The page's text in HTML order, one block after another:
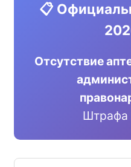
📋
Отсутствие
Штрафа